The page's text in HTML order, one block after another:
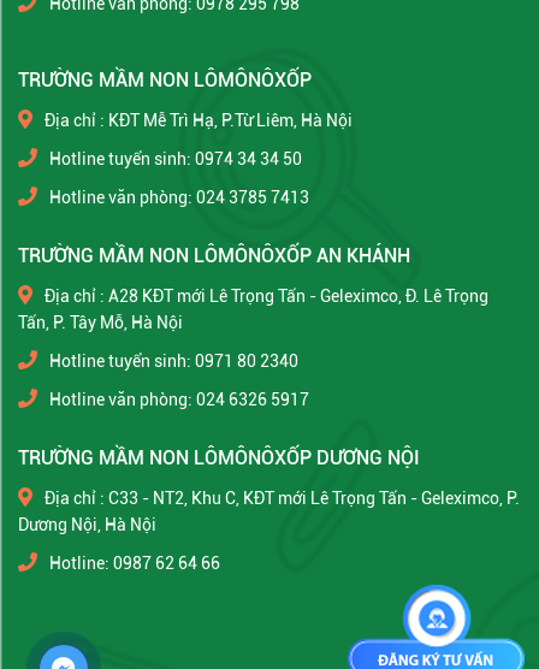
Hotline văn phòng: 0978 295 798
TRƯỜNG MẦM NON LÔMÔNÔXỐP
Địa chỉ : KĐT Mễ Trì Hạ, P.Từ Liêm, Hà Nội
Hotline tuyển sinh: 0974 34 34 50
Hotline văn phòng: 024 3785 7413
TRƯỜNG MẦM NON LÔMÔNÔXỐP AN KHÁNH
Địa chỉ : A28 KĐT mới Lê Trọng Tấn - Geleximco, Đ. Lê Trọng
Tấn, P. Tây Mỗ, Hà Nội
Hotline tuyển sinh: 0971 80 2340
Hotline văn phòng: 024 6326 5917
TRƯỜNG MẦM NON LÔMÔNÔXỐP DƯƠNG NỘI
Địa chỉ : C33 - NT2, Khu C, KĐT mới Lê Trọng Tấn - Geleximco, P.
Dương Nội, Hà Nội
Hotline: 0987 62 64 66